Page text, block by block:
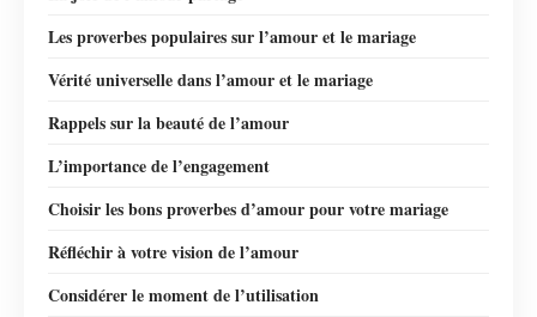
Les proverbes populaires sur l’amour et le mariage
Vérité universelle dans l’amour et le mariage
Rappels sur la beauté de l’amour
L’importance de l’engagement
Choisir les bons proverbes d’amour pour votre mariage
Réfléchir à votre vision de l’amour
Considérer le moment de l’utilisation